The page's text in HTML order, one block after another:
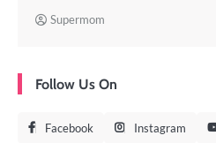
Supermom
Follow Us On
Facebook Instagram